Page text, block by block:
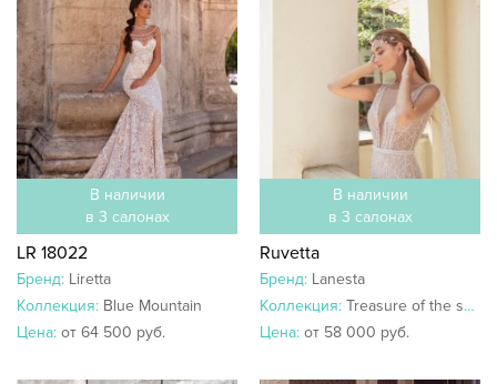
В наличии
в 3 салонах
LR 18022
Бренд: Liretta
Коллекция: Blue Mountain
Цена: от 64 500 руб.
В наличии
в 3 салонах
Ruvetta
Бренд: Lanesta
Коллекция: Treasure of the seas
Цена: от 58 000 руб.